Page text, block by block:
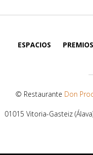
ESPACIOS
© Restaurante Don
01015 Vitoria-Gasteiz